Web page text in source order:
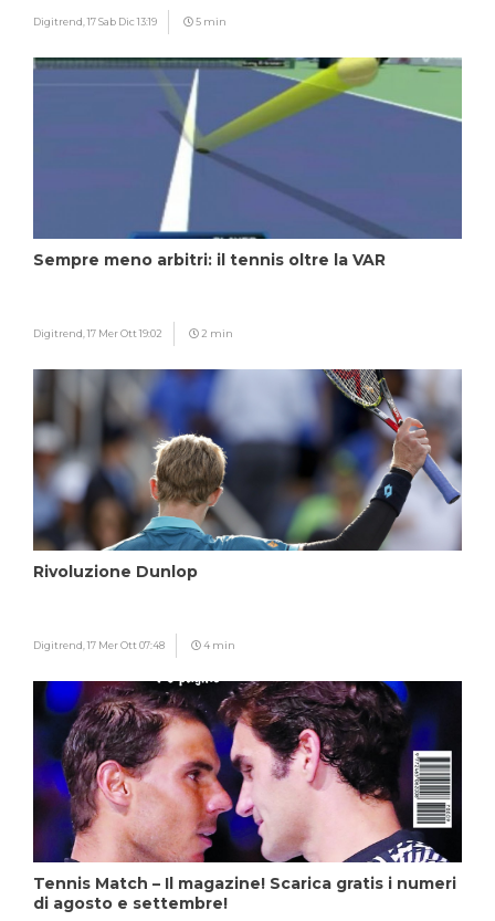
Digitrend,17 Sab Dic 13:19 5 min
Sempre meno arbitri: il tennis oltre la VAR
Digitrend,17 Mer Ott 19:02 2 min
Rivoluzione Dunlop
Digitrend,17 Mer Ott 07:48 4 min
Tennis Match – Il magazine! Scarica gratis i numeri
di agosto e settembre!